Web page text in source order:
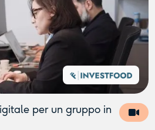
per un gruppo in